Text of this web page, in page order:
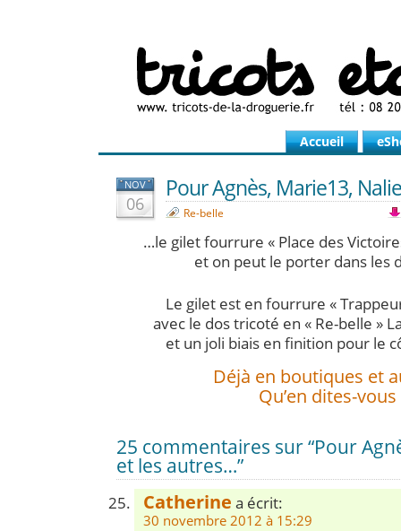
Accueil
NOV
06
Pour Agnès, Marie13,
Re-belle
…le gilet fourrure « Place des
et on peut le porter dans les
Le gilet est en fourrure «
avec le dos tricoté en « Re-belle »
et un joli biais en finition pour le
Déjà en boutiques et
Qu’en dites-vous
25 commentaires sur “Pour
et les autres…”
Catherine a écrit:
30 novembre 2012 à 15:29